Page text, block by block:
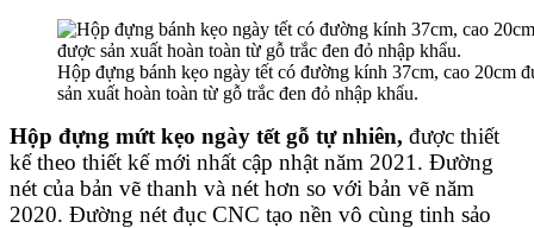
Hộp đựng bánh kẹo ngày tết có đường kính 37cm, cao 20cm
sản xuất hoàn toàn từ gỗ trắc đen đỏ nhập khẩu.
Hộp đựng mứt kẹo ngày tết gỗ tự nhiên, được thiết
kế theo thiết kế mới nhất cập nhật năm 2021. Đường
nét của bản vẽ thanh và nét hơn so với bản vẽ năm
2020. Đường nét đục CNC tạo nền vô cùng tinh sảo